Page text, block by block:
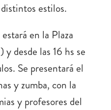
estilos.
en la Plaza
desde las 16 hs se
Se presentará el
y zumba, con la
y profesores del